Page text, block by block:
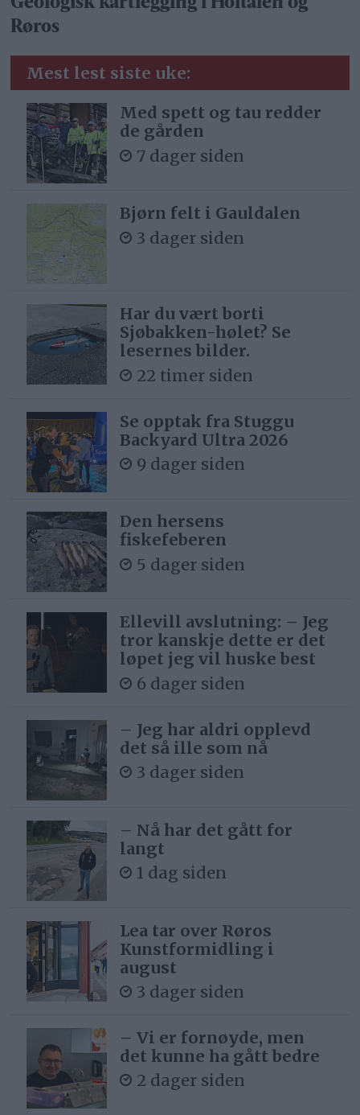
Røros
Mest lest siste uke:
Med spett og tau redder
de gården
7 dager siden
Bjørn felt i Gauldalen
3 dager siden
Har du vært borti
Sjøbakken-hølet? Se
lesernes bilder.
22 timer siden
Se opptak fra Stuggu
Backyard Ultra 2026
9 dager siden
Den hersens
fiskefeberen
5 dager siden
Ellevill avslutning: – Jeg
tror kanskje dette er det
løpet jeg vil huske best
6 dager siden
– Jeg har aldri opplevd
det så ille som nå
3 dager siden
– Nå har det gått for
langt
1 dag siden
Lea tar over Røros
Kunstformidling i
august
3 dager siden
– Vi er fornøyde, men
det kunne ha gått bedre
2 dager siden